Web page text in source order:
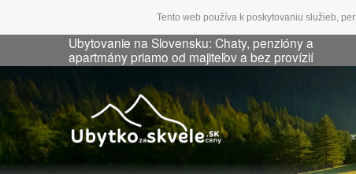
Tento web používa k poskytovaniu služieb,
Ubytovanie na Slovensku: Chaty, penzióny a
apartmány priamo od majiteľov a bez provízií